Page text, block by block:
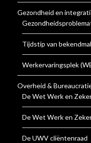
Gezondheid en
Tijdstip van
Werkervaringsplek
Overheid &
De Wet Werk en
De Wet Werk en
De UWV cliëntenraad